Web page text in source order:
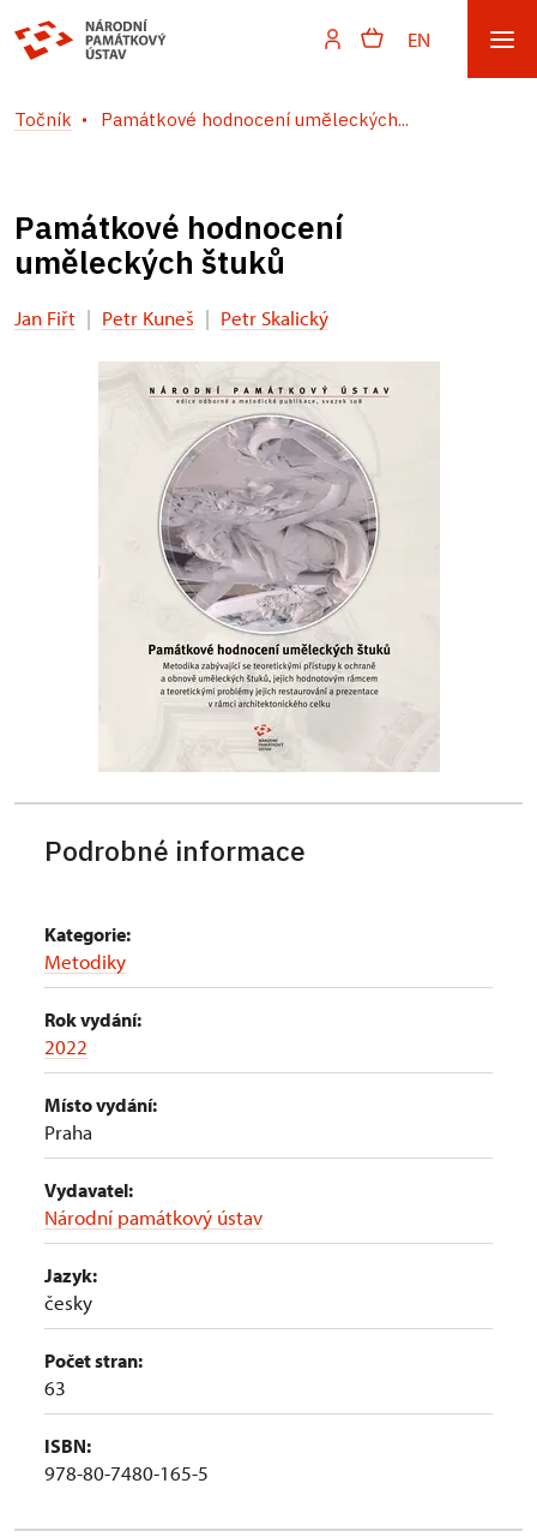
EN
Točník Památkové hodnocení uměleckých...
Památkové hodnocení
uměleckých štuků
Jan Fiřt | Petr Kuneš | Petr Skalický
Podrobné informace
Kategorie:
Metodiky
Rok vydání:
2022
Místo vydání:
Praha
Vydavatel:
Národní památkový ústav
Jazyk:
česky
Počet stran:
63
ISBN:
978-80-7480-165-5